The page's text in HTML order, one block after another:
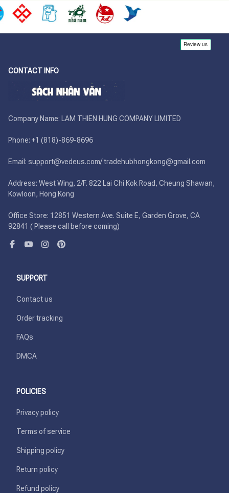
CONTACT INFO
Company Name: LAM THIEN HUNG COMPANY LIMITED
Phone: +1 (818)-869-8696
Email: support@vedeus.com/ tradehubhongkong@gmail.com
Address: West Wing, 2/F. 822 Lai Chi Kok Road, Cheung Shawan,
Kowloon, Hong Kong
Office Store: 12851 Western Ave. Suite E, Garden Grove, CA
92841 ( Please call before coming)
SUPPORT
Contact us
Order tracking
FAQs
DMCA
POLICIES
Privacy policy
Terms of service
Shipping policy
Return policy
Refund policy